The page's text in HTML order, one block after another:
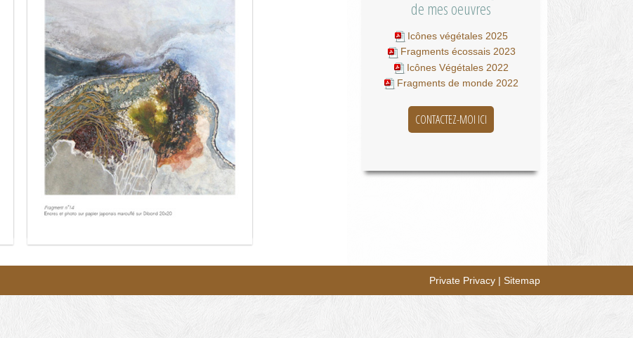
de mes oeuvres
Icônes végétales 2025
Fragments écossais 2023
Icônes Végétales 2022
Fragments de monde 2022
CONTACTEZ-MOI ICI
Private Privacy | Sitemap